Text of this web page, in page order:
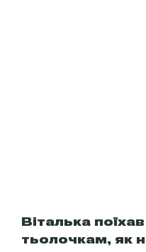
Віталька
тьолочкам, як